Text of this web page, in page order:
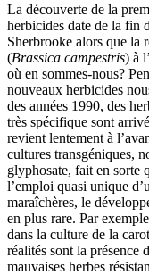
La découverte de la
herbicides date de la fin
Sherbrooke alors que la
(Brassica campestris) à
où en sommes-nous?
nouveaux herbicides
des années 1990, des
très spécifique sont
revient lentement à
cultures transgéniques,
glyphosate, fait en sorte
l’emploi quasi unique
maraîchères, le
en plus rare. Par
dans la culture de la
réalités sont la présence
mauvaises herbes